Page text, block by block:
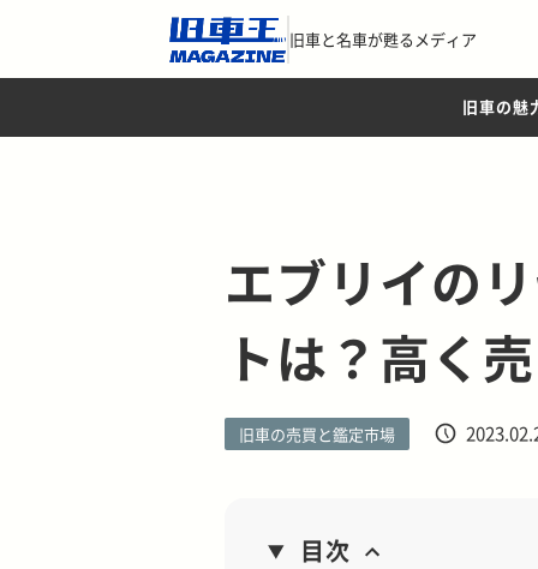
旧車と名車が甦るメディア
旧車の魅
エブリイの
トは？高く
旧車の売買と鑑定市場
目次